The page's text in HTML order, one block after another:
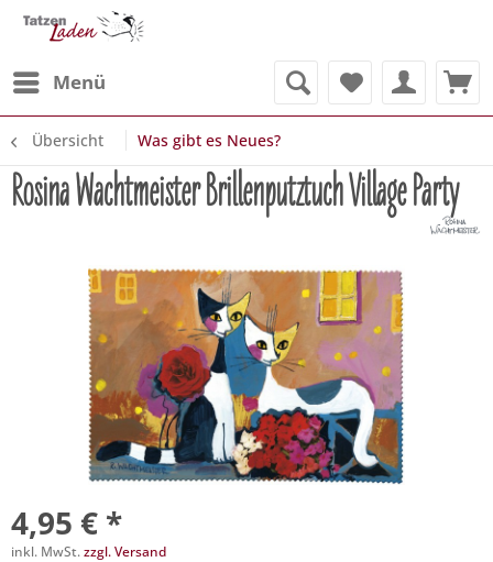
Menü
Übersicht Was gibt es Neues?
Rosina Wachtmeister Brillenputztuch Village Party
4,95 € *
inkl. MwSt.zzgl. Versand